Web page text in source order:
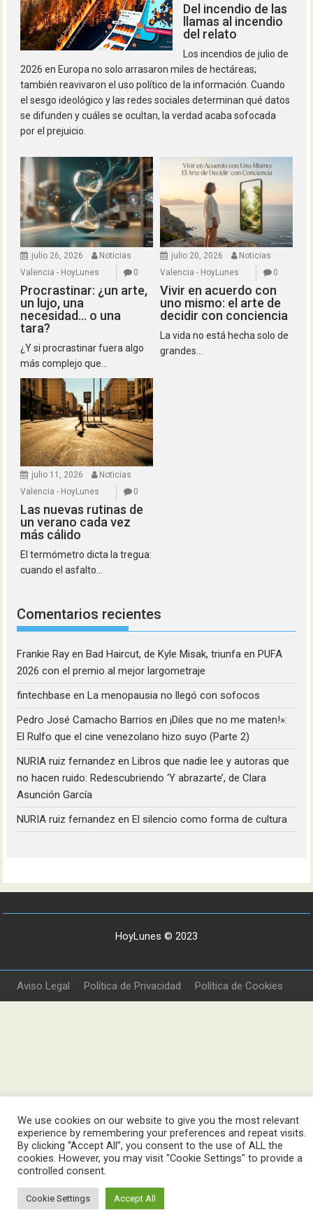
Del incendio de las
llamas al incendio
del relato
Los incendios de julio de
2026 en Europa no solo arrasaron miles de hectáreas;
también reavivaron el uso político de la información. Cuando
el sesgo ideológico y las redes sociales determinan qué datos
se difunden y cuáles se ocultan, la verdad acaba sofocada
por el prejuicio.
julio 26, 2026
Noticias
Valencia - HoyLunes
0
Procrastinar: ¿un arte,
un lujo, una
necesidad… o una
tara?
¿Y si procrastinar fuera algo
más complejo que...
julio 20, 2026
Noticias
Valencia - HoyLunes
0
Vivir en acuerdo con
uno mismo: el arte de
decidir con conciencia
La vida no está hecha solo de
grandes...
julio 11, 2026
Noticias
Valencia - HoyLunes
0
Las nuevas rutinas de
un verano cada vez
más cálido
El termómetro dicta la tregua:
cuando el asfalto...
Comentarios recientes
Frankie Ray enBad Haircut, de Kyle Misak, triunfa en PUFA
2026 con el premio al mejor largometraje
fintechbase enLa menopausia no llegó con sofocos
Pedro José Camacho Barrios en¡Diles que no me maten!»:
El Rulfo que el cine venezolano hizo suyo (Parte 2)
NURIA ruiz fernandez enLibros que nadie lee y autoras que
no hacen ruido: Redescubriendo ‘Y abrazarte’, de Clara
Asunción García
NURIA ruiz fernandez enEl silencio como forma de cultura
HoyLunes © 2023
We use cookies on our website to give you the most relevant
experience by remembering your preferences and repeat visits.
By clicking “Accept All”, you consent to the use of ALL the
cookies. However, you may visit "Cookie Settings" to provide a
controlled consent.
Cookie Settings Accept All
Aviso Legal Política de Privacidad Política de Cookies